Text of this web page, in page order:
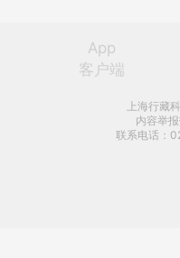
App
客户端
上海行藏
内容举
联系电话：